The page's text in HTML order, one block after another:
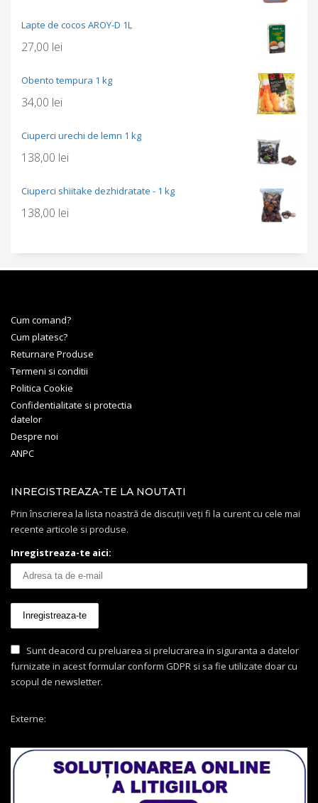
Lapte de cocos AROY-D 1L
27,00 lei
Obento tempura 1 kg
34,00 lei
Ciuperci urechi de lemn 1 kg
138,00 lei
Ciuperci shiitake dezhidratate - 1 kg
138,00 lei
Cum comand?
Cum platesc?
Returnare Produse
Termeni si conditii
Politica Cookie
Confidentialitate si protectia
datelor
Despre noi
ANPC
INREGISTREAZA-TE LA NOUTATI
Prin înscrierea la lista noastră de discuții veți fi la curent cu cele mai
recente articole si produse.
Inregistreaza-te aici:
Sunt deacord cu preluarea si prelucrarea in siguranta a datelor
furnizate in acest formular conform GDPR si sa fie utilizate doar cu
scopul de newsletter.
Externe: